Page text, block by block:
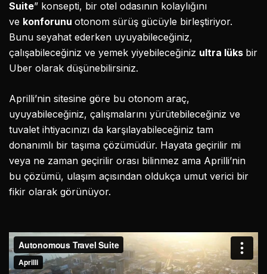
Suite” konsepti, bir otel odasının kolaylığını
ve konforunu otonom sürüş gücüyle birleştiriyor.
Bunu seyahat ederken uyuyabileceğiniz,
çalışabileceğiniz ve yemek yiyebileceğiniz ultra lüks bir
Uber olarak düşünebilirsiniz.
Aprilli’nin sitesine göre bu otonom araç,
uyuyabileceğiniz, çalışmalarını yürütebileceğiniz ve
tuvalet ihtiyacınızı da karşılayabileceğiniz tam
donanımlı bir taşıma çözümüdür. Hayata geçirilir mi
veya ne zaman geçirilir orası bilinmez ama Aprilli’nin
bu çözümü, ulaşım açısından oldukça umut verici bir
fikir olarak görünüyor.